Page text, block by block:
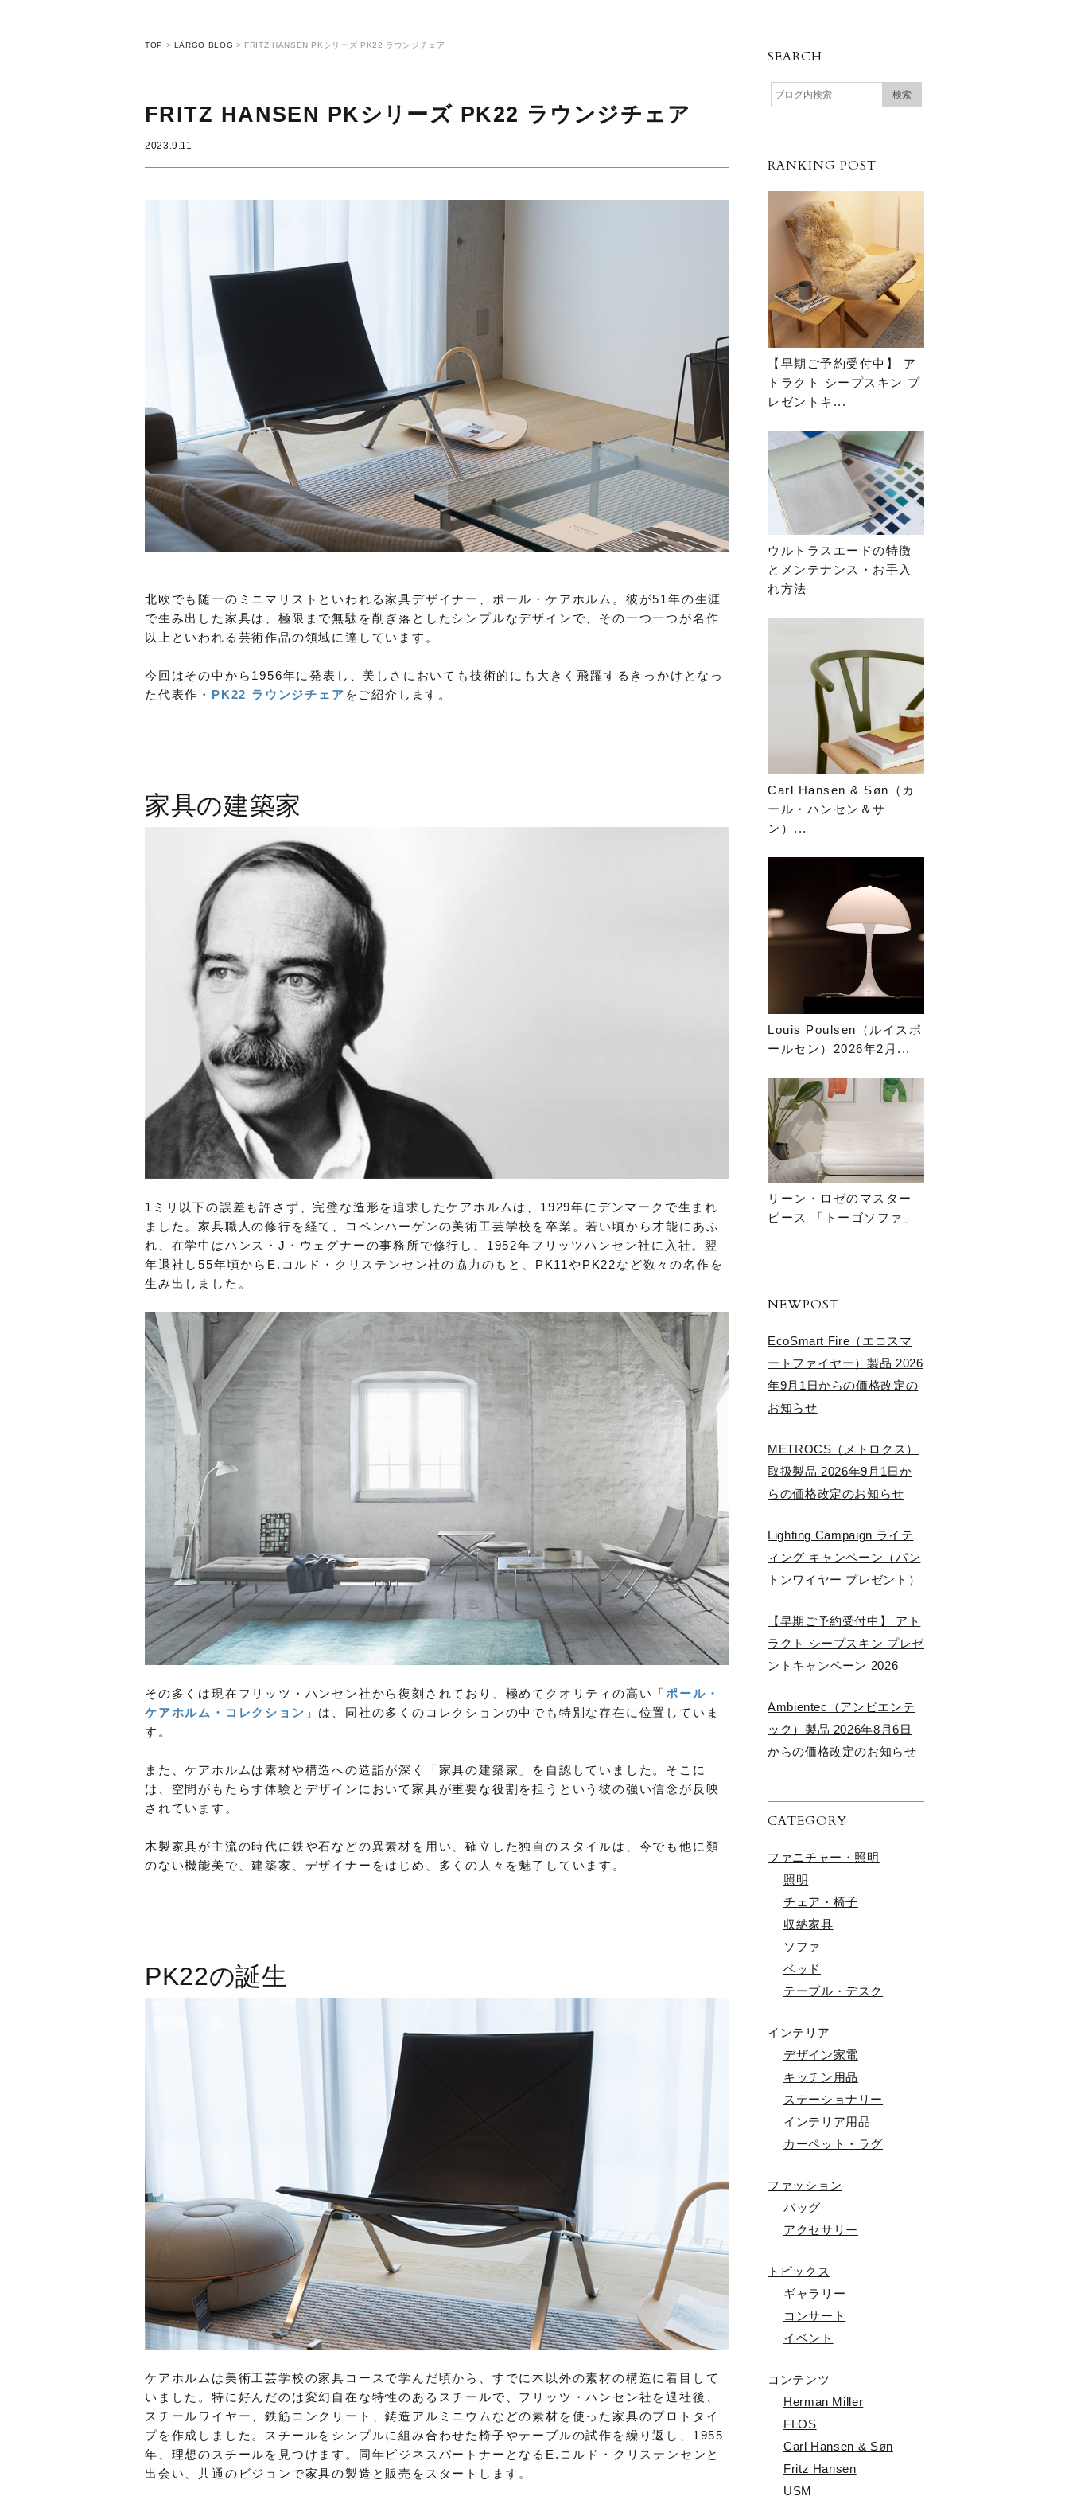
TOP > LARGO BLOG > FRITZ HANSEN PKシリーズ PK22 ラウンジチェア
FRITZ HANSEN PKシリーズ PK22 ラウンジチェア
2023.9.11
北欧でも随一のミニマリストといわれる家具デザイナー、ポール・ケアホルム。彼が51年の生涯
で生み出した家具は、極限まで無駄を削ぎ落としたシンプルなデザインで、その一つ一つが名作
以上といわれる芸術作品の領域に達しています。
今回はその中から1956年に発表し、美しさにおいても技術的にも大きく飛躍するきっかけとなっ
た代表作・ PK22 ラウンジチェア をご紹介します。
家具の建築家
1ミリ以下の誤差も許さず、完璧な造形を追求したケアホルムは、1929年にデンマークで生まれ
ました。家具職人の修行を経て、コペンハーゲンの美術工芸学校を卒業。若い頃から才能にあふ
れ、在学中はハンス・J・ウェグナーの事務所で修行し、1952年フリッツハンセン社に入社。翌
年退社し55年頃からE.コルド・クリステンセン社の協力のもと、PK11やPK22など数々の名作を
生み出しました。
その多くは現在フリッツ・ハンセン社から復刻されており、極めてクオリティの高い「ポール・
ケアホルム・コレクション 」は、同社の多くのコレクションの中でも特別な存在に位置していま
す。
また、ケアホルムは素材や構造への造詣が深く「家具の建築家」を自認していました。そこに
は、空間がもたらす体験とデザインにおいて家具が重要な役割を担うという彼の強い信念が反映
されています。
木製家具が主流の時代に鉄や石などの異素材を用い、確立した独自のスタイルは、今でも他に類
のない機能美で、建築家、デザイナーをはじめ、多くの人々を魅了しています。
PK22の誕生
ケアホルムは美術工芸学校の家具コースで学んだ頃から、すでに木以外の素材の構造に着目して
いました。特に好んだのは変幻自在な特性のあるスチールで、フリッツ・ハンセン社を退社後、
スチールワイヤー、鉄筋コンクリート、鋳造アルミニウムなどの素材を使った家具のプロトタイ
プを作成しました。スチールをシンプルに組み合わせた椅子やテーブルの試作を繰り返し、1955
年、理想のスチールを見つけます。同年ビジネスパートナーとなるE.コルド・クリステンセンと
出会い、共通のビジョンで家具の製造と販売をスタートします。
SEARCH
RANKING POST
【早期ご予約受付中】 ア
トラクト シープスキン プ
レゼントキ...
ウルトラスエードの特徴
とメンテナンス・お手入
れ方法
Carl Hansen & Søn（カ
ール・ハンセン＆サ
ン）...
Louis Poulsen（ルイスポ
ールセン）2026年2月...
リーン・ロゼのマスター
ピース 「トーゴソファ」
NEWPOST
EcoSmart Fire（エコスマ
ートファイヤー）製品 2026
年9月1日からの価格改定の
お知らせ
METROCS（メトロクス）
取扱製品 2026年9月1日か
らの価格改定のお知らせ
Lighting Campaign ライテ
ィング キャンペーン（パン
トンワイヤー プレゼント）
【早期ご予約受付中】 アト
ラクト シープスキン プレゼ
ントキャンペーン 2026
Ambientec（アンビエンテ
ック）製品 2026年8月6日
からの価格改定のお知らせ
CATEGORY
ファニチャー・照明
照明
チェア・椅子
収納家具
ソファ
ベッド
テーブル・デスク
インテリア
デザイン家電
キッチン用品
ステーショナリー
インテリア用品
カーペット・ラグ
ファッション
バッグ
アクセサリー
トピックス
ギャラリー
コンサート
イベント
コンテンツ
Herman Miller
FLOS
Carl Hansen & Søn
Fritz Hansen
USM